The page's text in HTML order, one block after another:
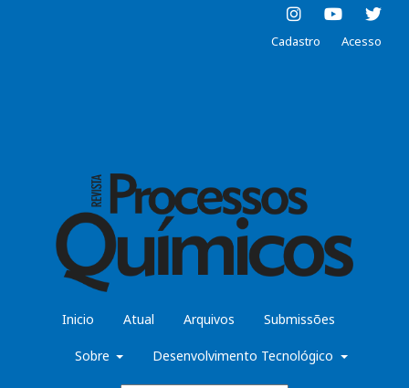
Inicio Atual Arquivos Submissões
Sobre Desenvolvimento Tecnológico
Cadastro Acesso